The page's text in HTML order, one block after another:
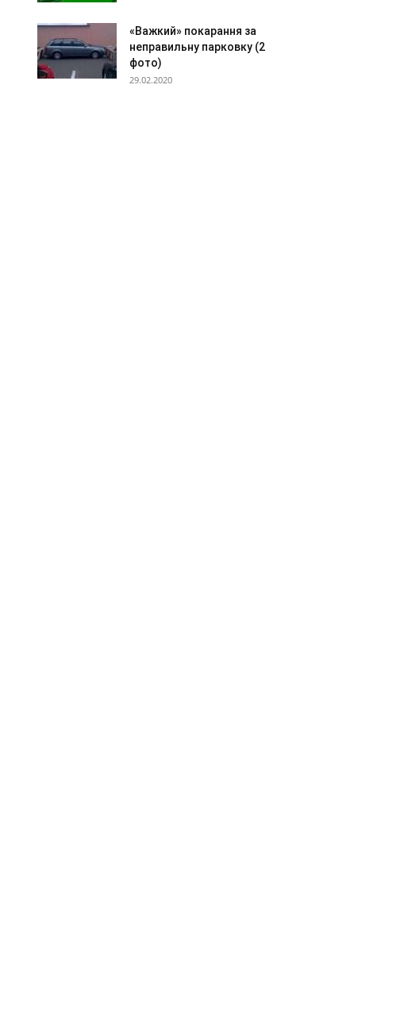
«Важкий» покарання за
неправильну парковку (2
фото)
29.02.2020